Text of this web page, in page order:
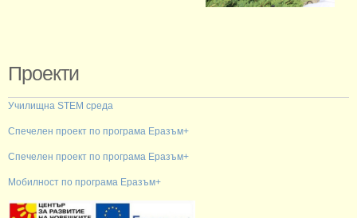
Проекти
Училищна STEM среда
Спечелен проект по програма Еразъм+
Спечелен проект по програма Еразъм+
Мобилност по програма Еразъм+